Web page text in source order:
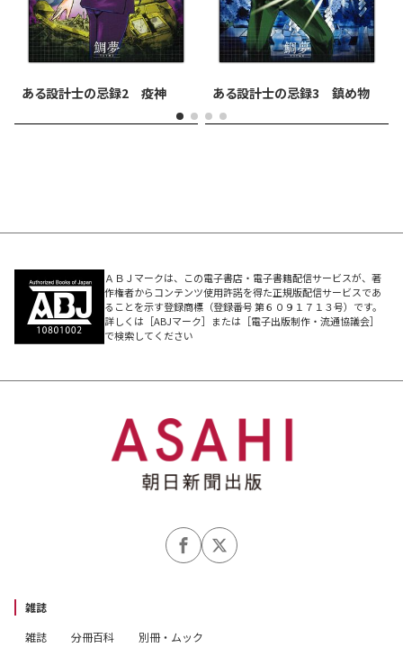
ある設計士の忌録2 疫神 ある設計士の忌録3 鎮め物
ＡＢＪマークは、この電子書店・電子書籍配信サービスが、著
作権者からコンテンツ使用許諾を得た正規版配信サービスであ
ることを示す登録商標（登録番号 第６０９１７１３号）です。
詳しくは［ABJマーク］または［電子出版制作・流通協議会］
で検索してください
雑誌
雑誌
分冊百科 別冊・ムック